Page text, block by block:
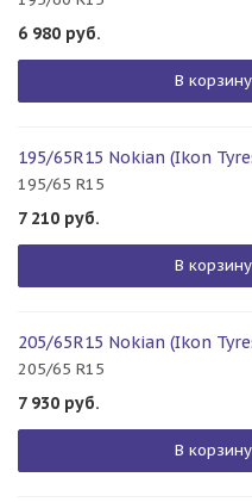
6 980 руб.
В корзину
195/65R15 Nokian (Ikon
195/65 R15
7 210 руб.
В корзину
205/65R15 Nokian (Ikon
205/65 R15
7 930 руб.
В корзину